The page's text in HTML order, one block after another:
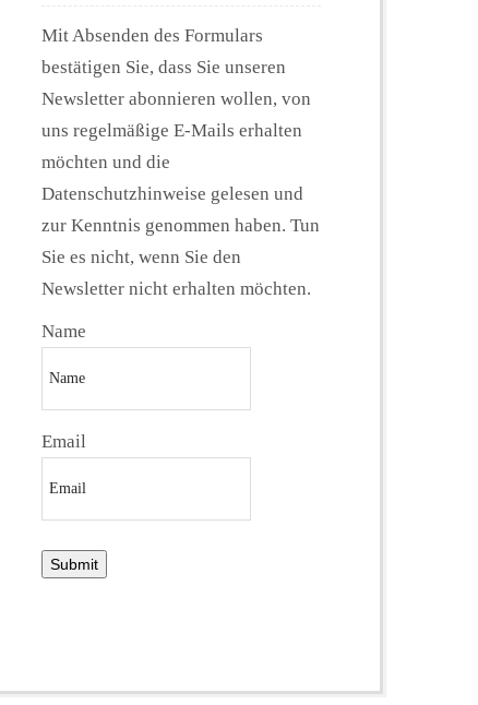
Mit Absenden des Formulars
bestätigen Sie, dass Sie unseren
Newsletter abonnieren wollen, von
uns regelmäßige E-Mails erhalten
möchten und die
Datenschutzhinweise gelesen und
zur Kenntnis genommen haben. Tun
Sie es nicht, wenn Sie den
Newsletter nicht erhalten möchten.
Name
Email